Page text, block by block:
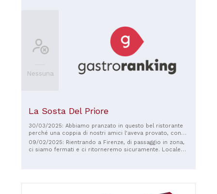
Nessuna
La Sosta Del Priore
30/03/2025: Abbiamo pranzato in questo bel ristorante
perché una coppia di nostri amici l'aveva provato, con
soddisfazione, venerdì scorso. Tutto molto buono e
abbondante. Servizio rapido e cortese. Ci ritorneremo!!!!
09/02/2025: Rientrando a Firenze, di passaggio in zona,
ci siamo fermati e ci ritorneremo sicuramente. Locale